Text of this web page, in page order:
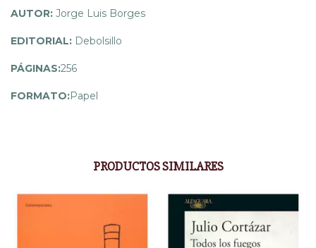
AUTOR: Jorge Luis Borges
EDITORIAL: Debolsillo
PÁGINAS:256
FORMATO:Papel
PRODUCTOS SIMILARES